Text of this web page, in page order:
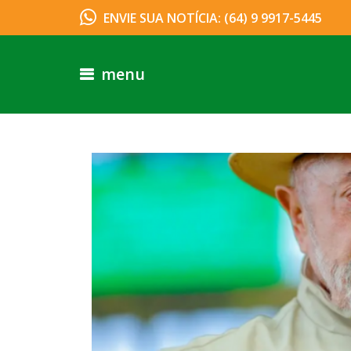
ENVIE SUA NOTÍCIA: (64) 9 9917-5445
menu